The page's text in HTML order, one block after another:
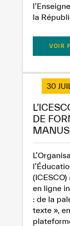
la
VOIR
30
DE
en ligne
: de la
texte »,